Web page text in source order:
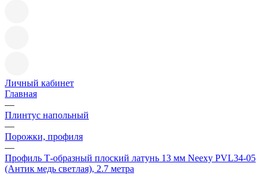
Личный кабинет
Главная
—
Плинтус напольный
—
Порожки, профиля
—
Профиль Т-образный плоский латунь 13 мм Neexy PVL34-05
(Антик медь светлая), 2.7 метра